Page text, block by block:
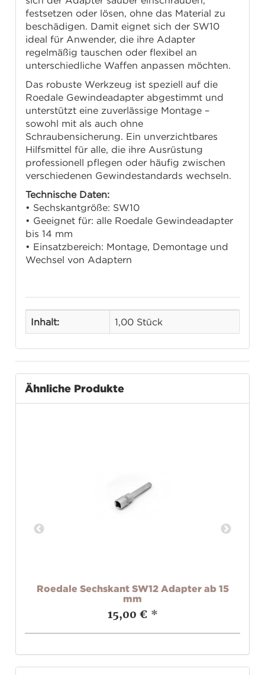
festsetzen oder lösen, ohne das Material zu
beschädigen. Damit eignet sich der SW10
ideal für Anwender, die ihre Adapter
regelmäßig tauschen oder flexibel an
unterschiedliche Waffen anpassen möchten.
Das robuste Werkzeug ist speziell auf die
Roedale Gewindeadapter abgestimmt und
unterstützt eine zuverlässige Montage –
sowohl mit als auch ohne
Schraubensicherung. Ein unverzichtbares
Hilfsmittel für alle, die ihre Ausrüstung
professionell pflegen oder häufig zwischen
verschiedenen Gewindestandards wechseln.
Technische Daten:
• Sechskantgröße: SW10
• Geeignet für: alle Roedale Gewindeadapter
bis 14 mm
• Einsatzbereich: Montage, Demontage und
Wechsel von Adaptern
Inhalt: 1,00 Stück
Ähnliche Produkte
Roedale Sechskant SW12 Adapter ab 15
mm
15,00 € *